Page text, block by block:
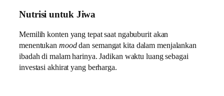
Nutrisi untuk Jiwa
Memilih konten yang tepat saat ngabuburit akan
menentukan mooddan semangat kita dalam menjalankan
ibadah di malam harinya. Jadikan waktu luang sebagai
investasi akhirat yang berharga.